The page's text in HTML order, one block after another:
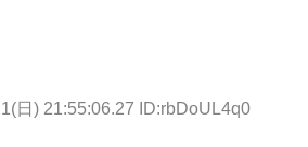
日) 21:55:06.27 ID:rbDoUL4q0